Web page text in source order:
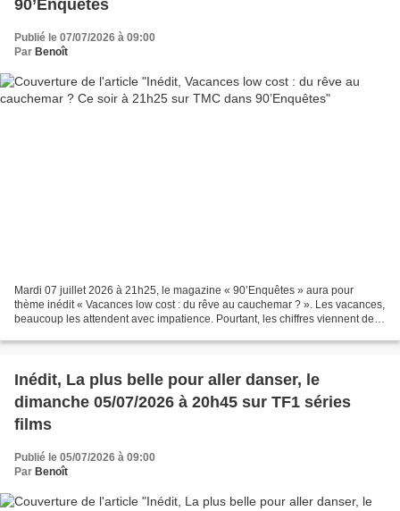
90’Enquêtes
Publié le 07/07/2026 à 09:00
Par Benoît
Mardi 07 juillet 2026 à 21h25, le magazine « 90’Enquêtes » aura pour
thème inédit « Vacances low cost : du rêve au cauchemar ? ». Les vacances,
beaucoup les attendent avec impatience. Pourtant, les chiffres viennent de
Inédit, La plus belle pour aller danser, le
dimanche 05/07/2026 à 20h45 sur TF1 séries
films
Publié le 05/07/2026 à 09:00
Par Benoît